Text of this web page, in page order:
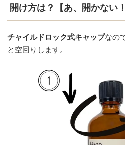
開け方は？【あ、開かない！
チャイルドロック式キャップなの
と空回りします。